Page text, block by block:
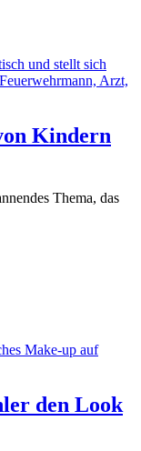
Kindern
Thema, das
den Look